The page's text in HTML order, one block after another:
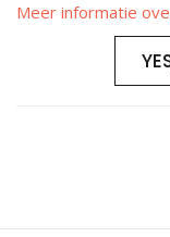
Meer informatie